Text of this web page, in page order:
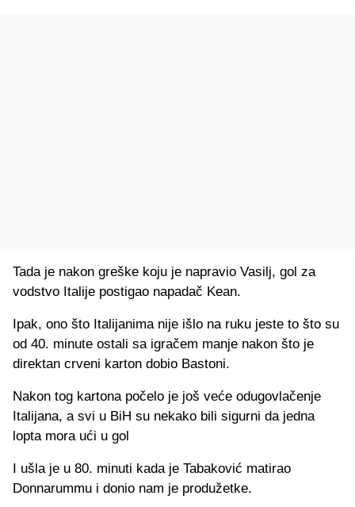
Tada je nakon greške koju je napravio Vasilj, gol za
vodstvo Italije postigao napadač Kean.
Ipak, ono što Italijanima nije išlo na ruku jeste to što su
od 40. minute ostali sa igračem manje nakon što je
direktan crveni karton dobio Bastoni.
Nakon tog kartona počelo je još veće odugovlačenje
Italijana, a svi u BiH su nekako bili sigurni da jedna
lopta mora ući u gol
I ušla je u 80. minuti kada je Tabaković matirao
Donnarummu i donio nam je produžetke.